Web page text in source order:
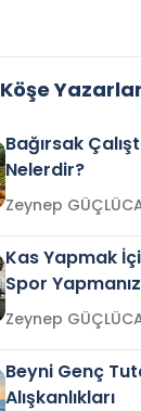
Köşe
Bağırsak
Nelerdir?
Zeynep
Kas Yapmak
Spor
Zeynep
Beyni Genç
Alışkanlıkları